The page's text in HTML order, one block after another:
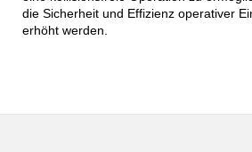
die Sicherheit und Effizienz operativer
erhöht werden.